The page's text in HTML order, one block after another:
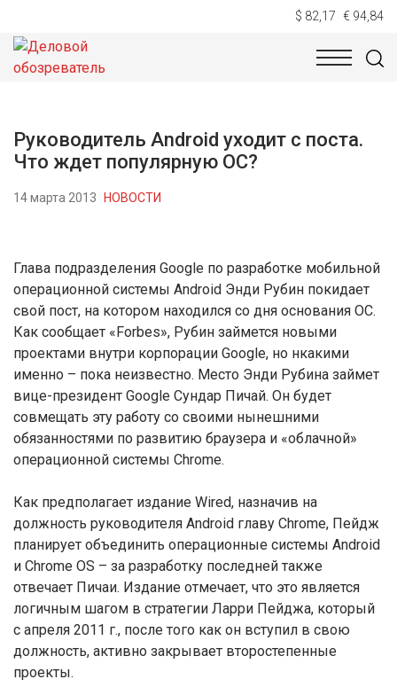
$ 82,17 € 94,84
НОВОСТИ
Руководитель Android уходит с поста.
Что ждет популярную ОС?
14 марта 2013 НОВОСТИ
Глава подразделения Google по разработке мобильной
операционной системы Android Энди Рубин покидает
свой пост, на котором находился со дня основания ОС.
Как сообщает «Forbes», Рубин займется новыми
проектами внутри корпорации Google, но нкакими
именно – пока неизвестно. Место Энди Рубина займет
вице-президент Google Сундар Пичай. Он будет
совмещать эту работу со своими нынешними
обязанностями по развитию браузера и «облачной»
операционной системы Chrome.
Как предполагает издание Wired, назначив на
должность руководителя Android главу Chrome, Пейдж
планирует объединить операционные системы Android
и Chrome OS – за разработку последней также
отвечает Пичаи. Издание отмечает, что это является
логичным шагом в стратегии Ларри Пейджа, который
с апреля 2011 г., после того как он вступил в свою
должность, активно закрывает второстепенные
проекты.